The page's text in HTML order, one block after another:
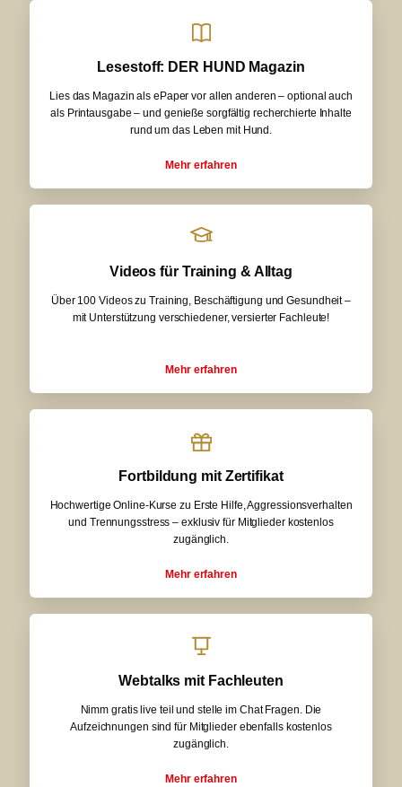
Lesestoff: DER HUND Magazin
Lies das Magazin als ePaper vor allen anderen – optional auch
als Printausgabe – und genieße sorgfältig recherchierte Inhalte
rund um das Leben mit Hund.
Mehr erfahren
Videos für Training & Alltag
Über 100 Videos zu Training, Beschäftigung und Gesundheit –
mit Unterstützung verschiedener, versierter Fachleute!
Mehr erfahren
Fortbildung mit Zertifikat
Hochwertige Online-Kurse zu Erste Hilfe, Aggressionsverhalten
und Trennungsstress – exklusiv für Mitglieder kostenlos
zugänglich.
Mehr erfahren
Webtalks mit Fachleuten
Nimm gratis live teil und stelle im Chat Fragen. Die
Aufzeichnungen sind für Mitglieder ebenfalls kostenlos
zugänglich.
Mehr erfahren